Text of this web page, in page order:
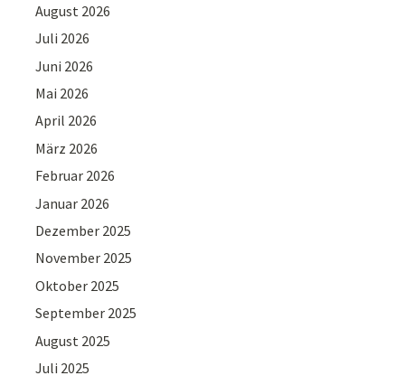
August 2026
Juli 2026
Juni 2026
Mai 2026
April 2026
März 2026
Februar 2026
Januar 2026
Dezember 2025
November 2025
Oktober 2025
September 2025
August 2025
Juli 2025